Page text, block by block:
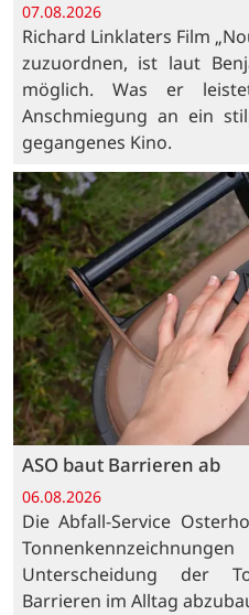
07.08.2026
Richard Linklaters Film
zuzuordnen, ist laut
möglich. Was er
Anschmiegung an ein
gegangenes Kino.
ASO baut Barrieren ab
06.08.2026
Die Abfall-Service
Unterscheidung der
Barrieren im Alltag